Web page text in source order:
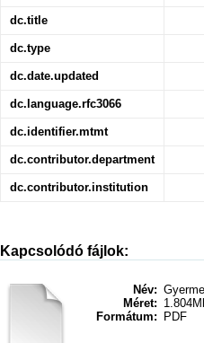
dc.title
dc.type
dc.date.updated
dc.language.rfc3066
dc.identifier.mtmt
dc.contributor.department
dc.contributor.institution
Kapcsolódó fájlok:
Név:
Méret:
Formátum:
PDF